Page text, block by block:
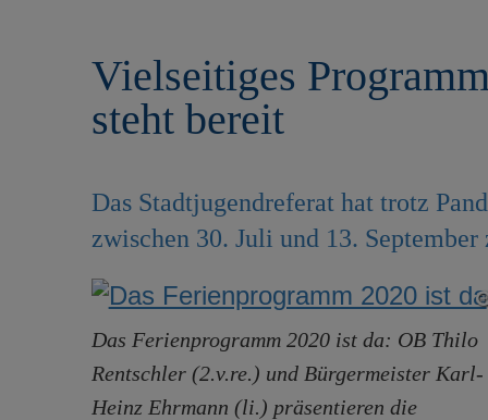
Vielseitiges
steht bereit
Das Stadtjugendreferat hat trotz
zwischen 30. Juli und 13. September
Das Ferienprogramm 2020 ist da: OB Thilo
Rentschler (2.v.re.) und Bürgermeister Karl-
Heinz Ehrmann (li.) präsentieren die